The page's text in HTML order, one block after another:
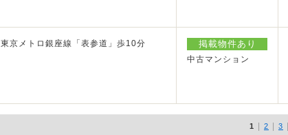
東京メトロ銀座線「表参道」歩10分 掲載物件あり
中古マンション
1 2 3